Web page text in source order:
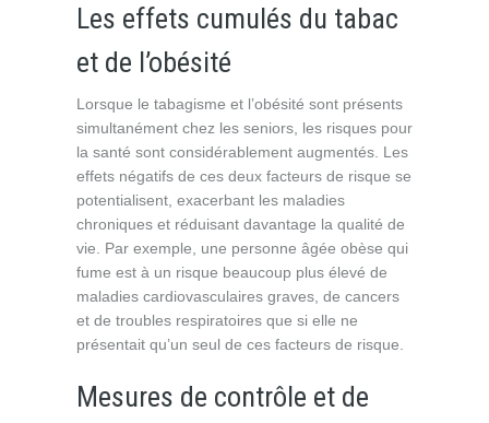
Les effets cumulés du tabac
et de l’obésité
Lorsque le tabagisme et l’obésité sont présents
simultanément chez les seniors, les risques pour
la santé sont considérablement augmentés. Les
effets négatifs de ces deux facteurs de risque se
potentialisent, exacerbant les maladies
chroniques et réduisant davantage la qualité de
vie. Par exemple, une personne âgée obèse qui
fume est à un risque beaucoup plus élevé de
maladies cardiovasculaires graves, de cancers
et de troubles respiratoires que si elle ne
présentait qu’un seul de ces facteurs de risque.
Mesures de contrôle et de